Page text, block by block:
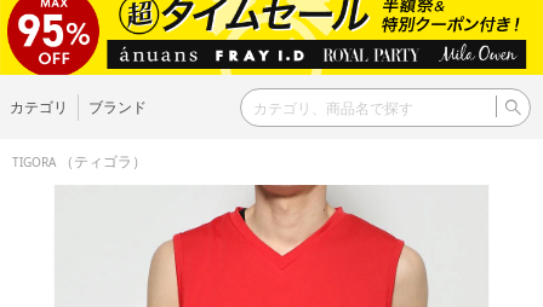
カテゴリ ブランド
TIGORA （ティゴラ）